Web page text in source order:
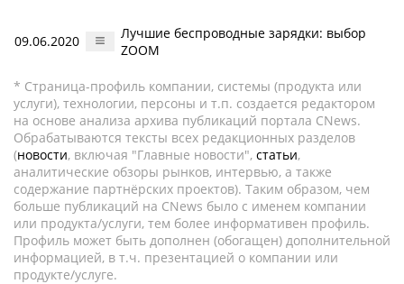
09.06.2020
Лучшие беспроводные зарядки: выбор
ZOOM
* Страница-профиль компании, системы (продукта или
услуги), технологии, персоны и т.п. создается редактором
на основе анализа архива публикаций портала CNews.
Обрабатываются тексты всех редакционных разделов
(новости, включая "Главные новости", статьи,
аналитические обзоры рынков, интервью, а также
содержание партнёрских проектов). Таким образом, чем
больше публикаций на CNews было с именем компании
или продукта/услуги, тем более информативен профиль.
Профиль может быть дополнен (обогащен) дополнительной
информацией, в т.ч. презентацией о компании или
продукте/услуге.